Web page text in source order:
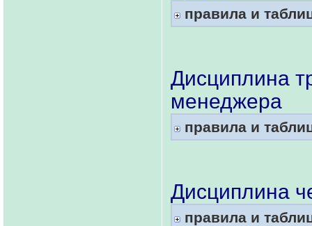
правила и
Дисциплина
менеджера
правила и
Дисциплина
правила и